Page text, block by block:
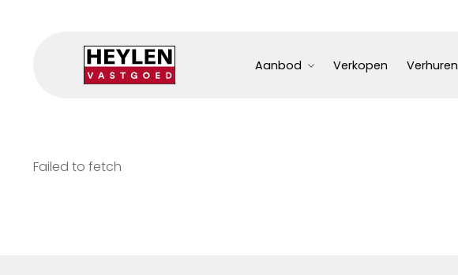
Aanbod Verkopen Verhuren
Failed to fetch